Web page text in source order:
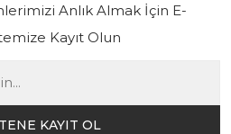
Anlık Almak İçin E-
Kayıt Olun
KAYIT OL